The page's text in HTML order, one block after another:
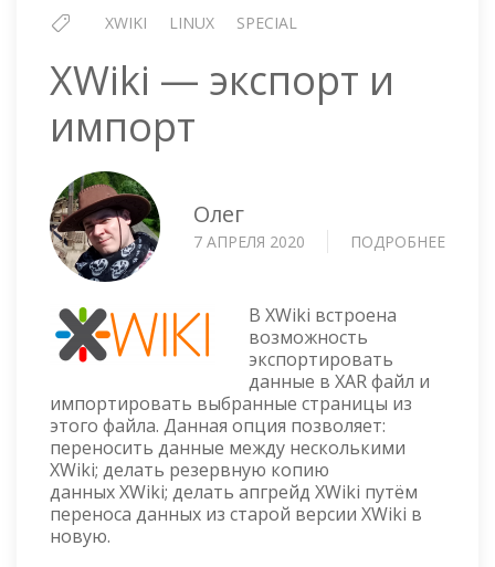
XWIKI LINUX SPECIAL
XWiki — экспорт и
импорт
Олег
7 АПРЕЛЯ 2020 ПОДРОБНЕЕ
В XWiki встроена
возможность
экспортировать
данные в XAR файл и
импортировать выбранные страницы из
этого файла. Данная опция позволяет:
переносить данные между несколькими
XWiki; делать резервную копию
данных XWiki; делать апгрейд XWiki путём
переноса данных из старой версии XWiki в
новую.